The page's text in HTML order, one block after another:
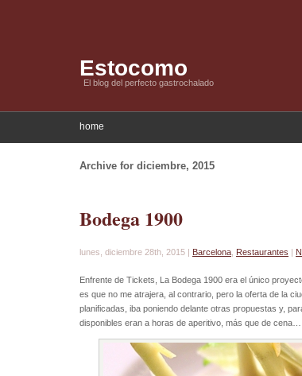
Estocomo
El blog del perfecto gastrochalado
home
Archive for diciembre, 2015
Bodega 1900
lunes, diciembre 28th, 2015 | Barcelona Restaurantes |
Enfrente de Tickets, La Bodega 1900 era el único
es que no me atrajera, al contrario, pero la oferta de la
planificadas, iba poniendo delante otras propuestas y,
disponibles eran a horas de aperitivo, más que de cena…